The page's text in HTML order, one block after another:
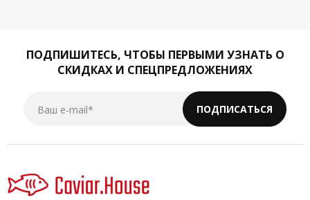
ПОДПИШИТЕСЬ, ЧТОБЫ ПЕРВЫМИ УЗНАТЬ О
СКИДКАХ И СПЕЦПРЕДЛОЖЕНИЯХ
Ваш e-mail* ПОДПИСАТЬСЯ